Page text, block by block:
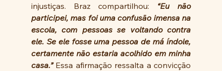
injustiças. Braz compartilhou: “Eu não
participei, mas foi uma confusão imensa na
escola, com pessoas se voltando contra
ele. Se ele fosse uma pessoa de má índole,
certamente não estaria acolhido em minha
casa.” Essa afirmação ressalta a convicção